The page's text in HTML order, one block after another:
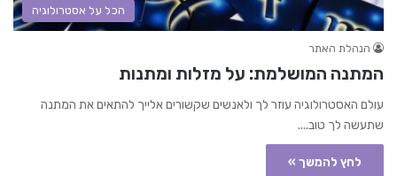
הכל על אסטרולוגיה
הנהלת האתר
המתנה המושלמת: על מזלות ומתנות
עולם האסטרולוגיה עוזר לך ולאנשים שקשורים אלייך להתאים את המתנה
שתעשה לך טוב....
לחץ להמשך »